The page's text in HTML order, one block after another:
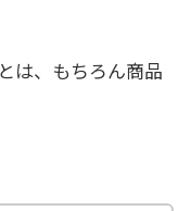
は、もちろん商品